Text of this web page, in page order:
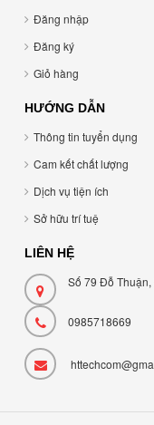
Đăng nhập
Đăng ký
Giỏ hàng
HƯỚNG DẪN
Thông tin tuyển dụng
Cam kết chất lượng
Dịch vụ tiện ích
Sở hữu trí tuệ
LIÊN HỆ
Số 79 Đỗ Thuận,
0985718669